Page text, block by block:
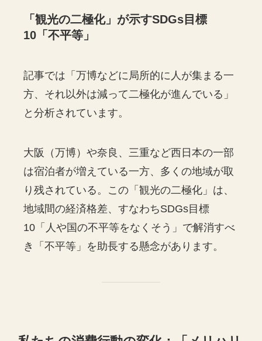
「観光の二極化」が示すSDGs目標
10「不平等」
記事では「万博などに局所的に人が集まる一
方、それ以外は減って二極化が進んでいる」
と分析されています。
大阪（万博）や奈良、三重など西日本の一部
は宿泊者が増えている一方、多くの地域が取
り残されている。この「観光の二極化」は、
地域間の経済格差、すなわちSDGs目標
10「人や国の不平等をなくそう」で解消すべ
き「不平等」を助長する懸念があります。